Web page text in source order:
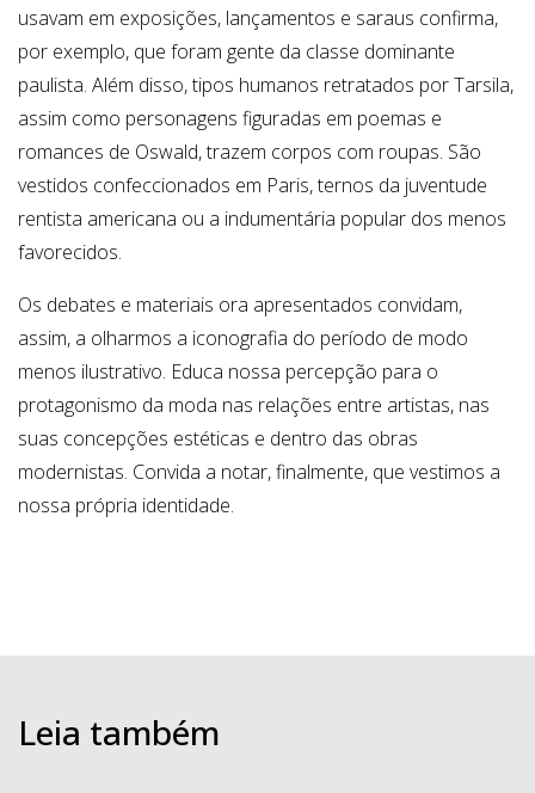
usavam em exposições, lançamentos e saraus confirma,
por exemplo, que foram gente da classe dominante
paulista. Além disso, tipos humanos retratados por Tarsila,
assim como personagens figuradas em poemas e
romances de Oswald, trazem corpos com roupas. São
vestidos confeccionados em Paris, ternos da juventude
rentista americana ou a indumentária popular dos menos
favorecidos.
Os debates e materiais ora apresentados convidam,
assim, a olharmos a iconografia do período de modo
menos ilustrativo. Educa nossa percepção para o
protagonismo da moda nas relações entre artistas, nas
suas concepções estéticas e dentro das obras
modernistas. Convida a notar, finalmente, que vestimos a
nossa própria identidade.
Leia também